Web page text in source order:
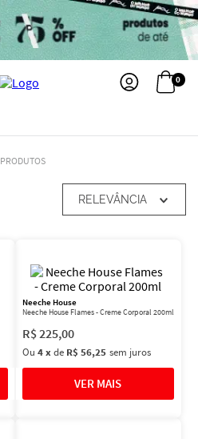
0
PRODUTOS
RELEVÂNCIA
Neeche House
Neeche House Flames - Creme Corporal 200ml
R$225,00
Ou 4 xde R$ 56,25 sem juros